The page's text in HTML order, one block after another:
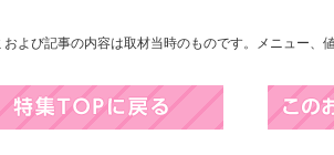
よび記事の内容は取材当時のものです。メニュー、